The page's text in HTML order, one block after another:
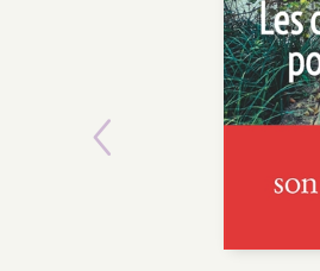
Previous